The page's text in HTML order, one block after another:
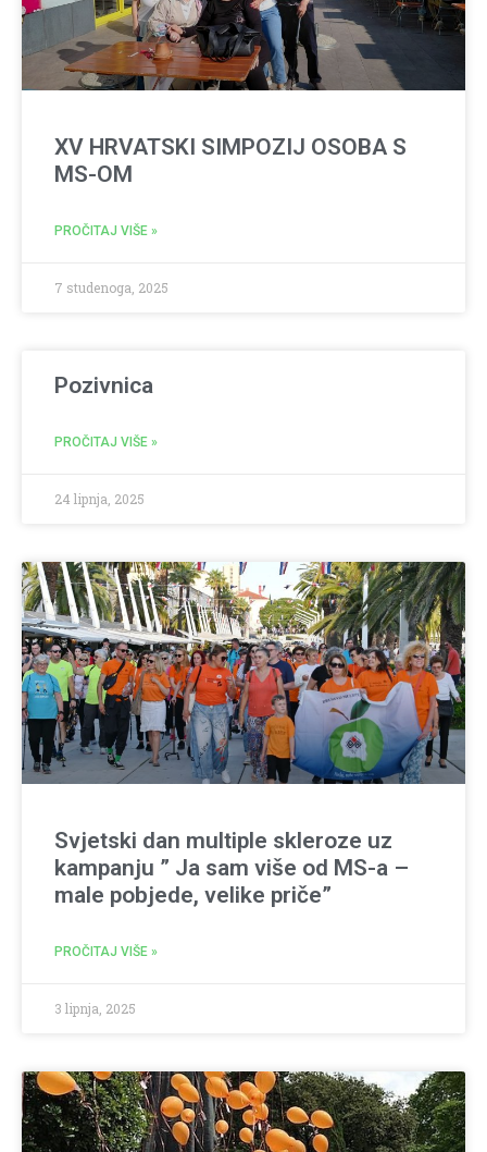
XV HRVATSKI SIMPOZIJ OSOBA S
MS-OM
PROČITAJ VIŠE »
7 studenoga, 2025
Pozivnica
PROČITAJ VIŠE »
24 lipnja, 2025
Svjetski dan multiple skleroze uz
kampanju ” Ja sam više od MS-a –
male pobjede, velike priče”
PROČITAJ VIŠE »
3 lipnja, 2025